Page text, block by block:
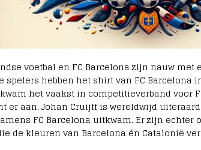
voetbal en FC Barcelona zijn nauw met
spelers hebben het shirt van FC Barcelona
het vaakst in competitieverband voor
er aan. Johan Cruijff is wereldwijd
FC Barcelona uitkwam. Er zijn
de kleuren van Barcelona én Catalonië